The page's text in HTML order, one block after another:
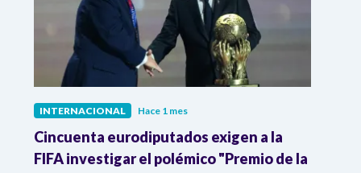
INTERNACIONAL Hace 1 mes
Cincuenta eurodiputados exigen a la
FIFA investigar el polémico "Premio de la